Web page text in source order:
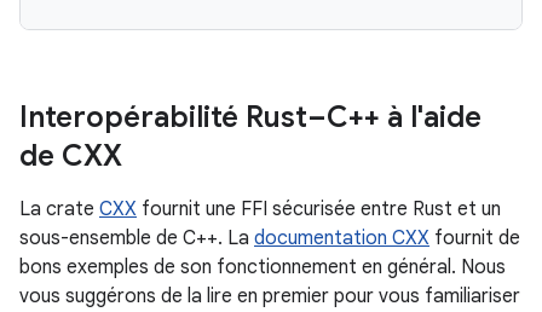
Interopérabilité Rust–C++ à l'aide
de CXX
La crate CXX fournit une FFI sécurisée entre Rust et un
sous-ensemble de C++. La documentation CXX fournit de
bons exemples de son fonctionnement en général. Nous
vous suggérons de la lire en premier pour vous familiariser